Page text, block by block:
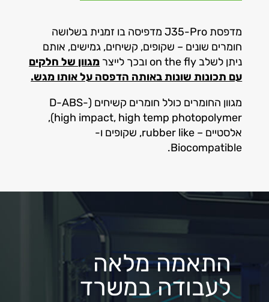
מדפסת J35-Pro מדפיסה בו זמנית בשלושה
חומרים שונים – שקופים, קשיחים, גמישים, אותם
ניתן לשלב on the fly ובכך לייצר
מגוון של חלקים
עם תכונות שונות באותה הדפסה על אותו מגש.
מגוון החומרים כולל חומרים קשיחים (D-ABS-
high impact, high temp photopolymer),
אלסטיים – rubber like, שקופים ו-
Biocompatible.
התאמה מלאה
לעבודה במשרד